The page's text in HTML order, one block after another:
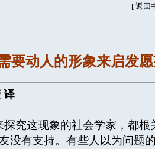
[ 返回
动人的形象来启发
译
究这现象的社会学家，都根
没有支持。有些人以为问题